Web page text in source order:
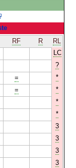
RF R
RL
LC
?
=
*
=
*
*
*
3
3
3
3